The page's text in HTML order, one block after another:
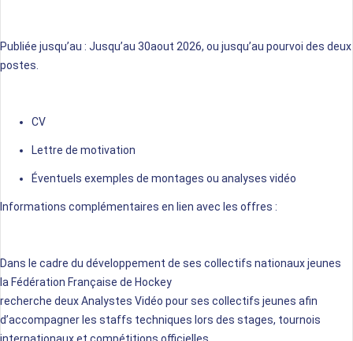
Publiée jusqu’au : Jusqu’au 30aout 2026, ou jusqu’au pourvoi des deux
postes.
CV
Lettre de motivation
Éventuels exemples de montages ou analyses vidéo
Informations complémentaires en lien avec les offres :
Dans le cadre du développement de ses collectifs nationaux jeunes
la Fédération Française de Hockey
recherche deux Analystes Vidéo pour ses collectifs jeunes afin
d’accompagner les staffs techniques lors des stages, tournois